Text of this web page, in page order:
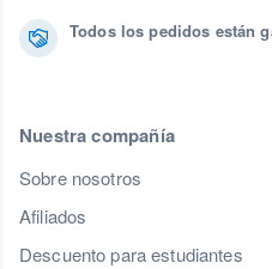
Todos los pedidos están
Nuestra compañía
Sobre nosotros
Afiliados
Descuento para estudiantes